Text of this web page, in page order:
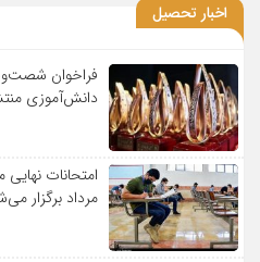
اخبار تحصیل
فراخوان
دانش‌آموزی
مرداد برگزار